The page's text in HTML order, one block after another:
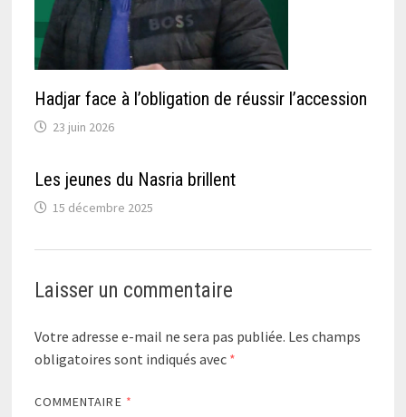
Hadjar face à l’obligation de réussir l’accession
23 juin 2026
Les jeunes du Nasria brillent
15 décembre 2025
Laisser un commentaire
Votre adresse e-mail ne sera pas publiée. Les champs
obligatoires sont indiqués avec *
COMMENTAIRE *